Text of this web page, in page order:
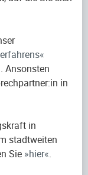
Ansonsten
in
in
stadtweiten
Sie hier .